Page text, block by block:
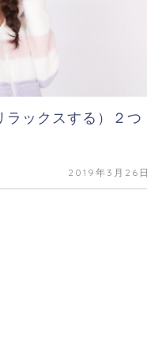
ラックスする）２つ
2019年3月26